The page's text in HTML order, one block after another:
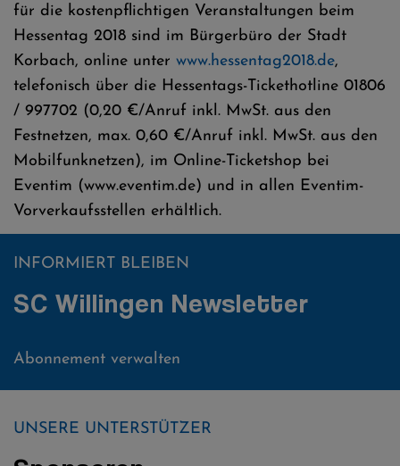
für die kostenpflichtigen Veranstaltungen beim
Hessentag 2018 sind im Bürgerbüro der Stadt
Korbach, online unter www.hessentag2018.de,
telefonisch über die Hessentags-Tickethotline 01806
/ 997702 (0,20 €/Anruf inkl. MwSt. aus den
Festnetzen, max. 0,60 €/Anruf inkl. MwSt. aus den
Mobilfunknetzen), im Online-Ticketshop bei
Eventim (www.eventim.de) und in allen Eventim-
Vorverkaufsstellen erhältlich.
INFORMIERT BLEIBEN
SC Willingen Newsletter
Abonnement verwalten
UNSERE UNTERSTÜTZER